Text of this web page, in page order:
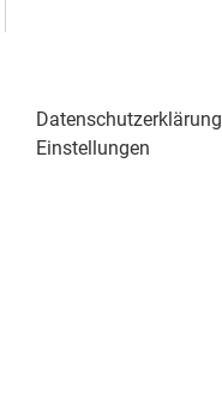
Datenschutzerklärung
Einstellungen